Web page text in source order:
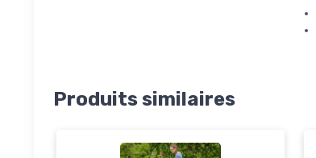
Produits similaires